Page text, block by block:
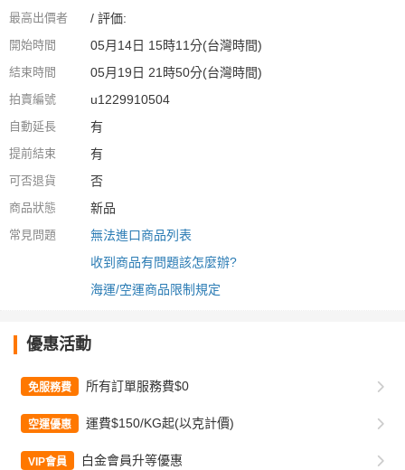
最高出價者 / 評価:
開始時間 05月14日 15時11分(台灣時間)
結束時間 05月19日 21時50分(台灣時間)
拍賣編號 u1229910504
自動延長 有
提前結束 有
可否退貨 否
商品狀態 新品
常見問題
無法進口商品列表
收到商品有問題該怎麼辦?
海運/空運商品限制規定
優惠活動
免服務費 所有訂單服務費$0
空運優惠 運費$150/KG起(以克計價)
VIP會員 白金會員升等優惠